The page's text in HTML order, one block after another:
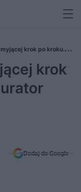
krok po kroku.
krok
Dodaj do Google